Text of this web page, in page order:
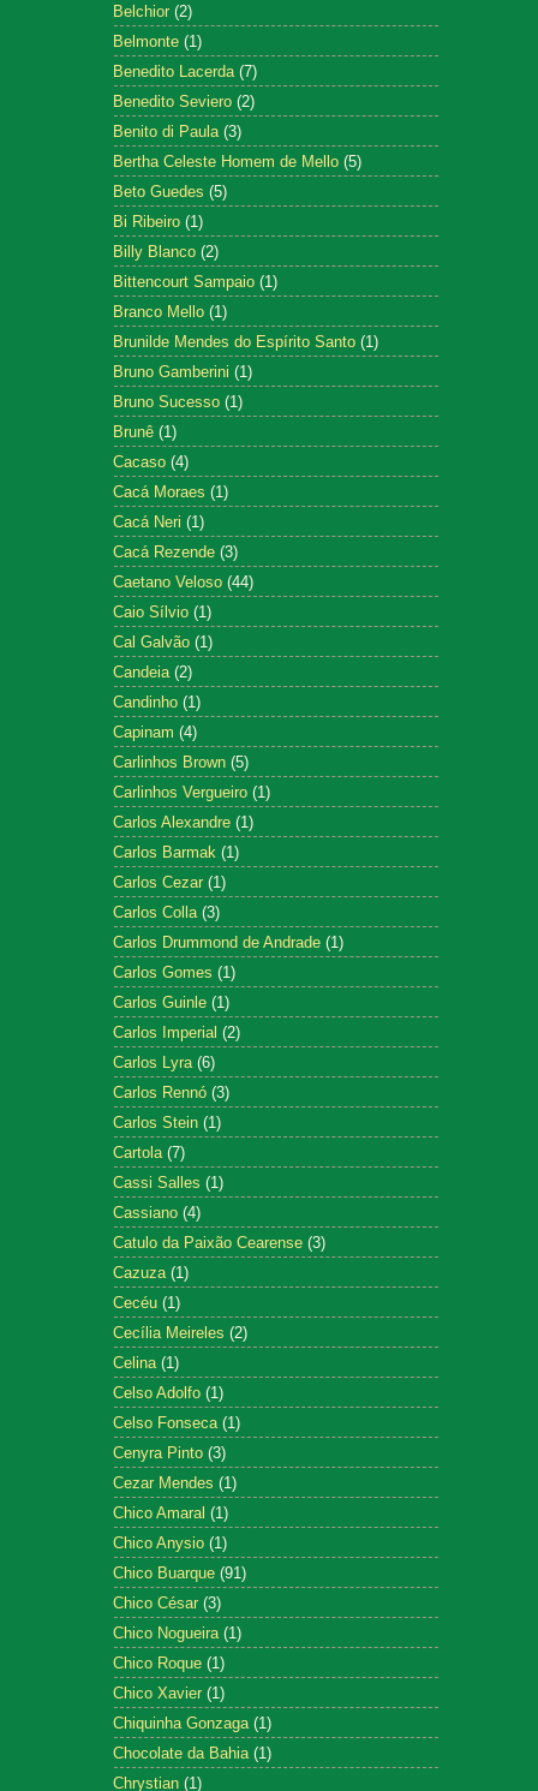
Belchior (2)
Belmonte (1)
Benedito Lacerda (7)
Benedito Seviero (2)
Benito di Paula (3)
Bertha Celeste Homem de Mello (5)
Beto Guedes (5)
Bi Ribeiro (1)
Billy Blanco (2)
Bittencourt Sampaio (1)
Branco Mello (1)
Brunilde Mendes do Espírito Santo (1)
Bruno Gamberini (1)
Bruno Sucesso (1)
Brunê (1)
Cacaso (4)
Cacá Moraes (1)
Cacá Neri (1)
Cacá Rezende (3)
Caetano Veloso (44)
Caio Sílvio (1)
Cal Galvão (1)
Candeia (2)
Candinho (1)
Capinam (4)
Carlinhos Brown (5)
Carlinhos Vergueiro (1)
Carlos Alexandre (1)
Carlos Barmak (1)
Carlos Cezar (1)
Carlos Colla (3)
Carlos Drummond de Andrade (1)
Carlos Gomes (1)
Carlos Guinle (1)
Carlos Imperial (2)
Carlos Lyra (6)
Carlos Rennó (3)
Carlos Stein (1)
Cartola (7)
Cassi Salles (1)
Cassiano (4)
Catulo da Paixão Cearense (3)
Cazuza (1)
Cecéu (1)
Cecília Meireles (2)
Celina (1)
Celso Adolfo (1)
Celso Fonseca (1)
Cenyra Pinto (3)
Cezar Mendes (1)
Chico Amaral (1)
Chico Anysio (1)
Chico Buarque (91)
Chico César (3)
Chico Nogueira (1)
Chico Roque (1)
Chico Xavier (1)
Chiquinha Gonzaga (1)
Chocolate da Bahia (1)
Chrystian (1)